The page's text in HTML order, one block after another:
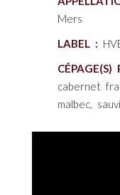
Mers
LABEL :
CÉPAGE(S)
cabernet
malbec,